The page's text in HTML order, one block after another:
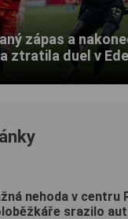
zápas a
ztratila duel v
nehoda v centru
srazilo